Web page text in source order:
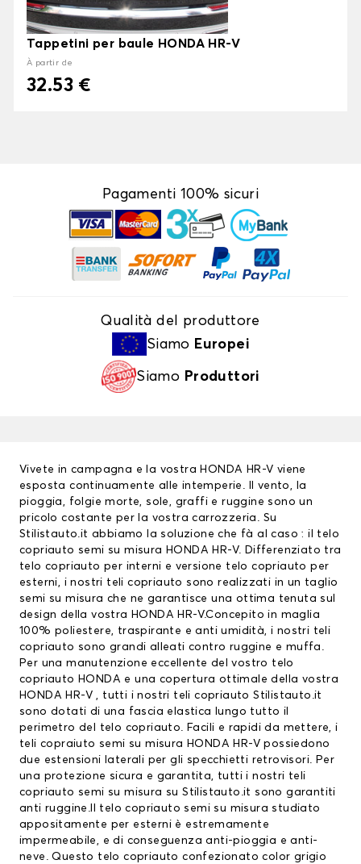
Tappetini per baule HONDA HR-V
À partir de
32.53 €
Pagamenti 100% sicuri
Qualità del produttore
Siamo Europei
Siamo Produttori
Vivete in campagna e la vostra HONDA HR-V viene
esposta continuamente alle intemperie. Il vento, la
pioggia, folgie morte, sole, graffi e ruggine sono un
pricolo costante per la vostra carrozzeria. Su
Stilistauto.it abbiamo la soluzione che fà al caso : il telo
copriauto semi su misura HONDA HR-V. Differenziato tra
telo copriautoper interni e versione telo copriauto per
esterni, i nostri teli copriauto sono realizzati in un taglio
semi su misura che ne garantisce una ottima tenuta sul
design della vostra HONDA HR-V.Concepito in maglia
100% poliestere, traspirante e anti umidità, i nostri teli
copriauto sono grandi alleati contro ruggine e muffa.
Per una manutenzione eccellente del vostro telo
copriauto HONDA e una copertura ottimale della vostra
HONDA HR-V , tutti i nostri teli copriauto Stilistauto.it
sono dotati di una fascia elastica lungo tutto il
perimetro del telo copriauto. Facili e rapidi da mettere, i
teli copraiuto semi su misura HONDA HR-V possiedono
due estensioni laterali per gli specchietti retrovisori. Per
una protezione sicura e garantita, tutti i nostri teli
copriauto semi su misura su Stilistauto.it sono garantiti
anti ruggine.Il telo copriauto semi su misura studiato
appositamente per esterni è estremamente
impermeabile, e di conseguenza anti-pioggia e anti-
neve. Questo telo copriauto confezionato color grigio